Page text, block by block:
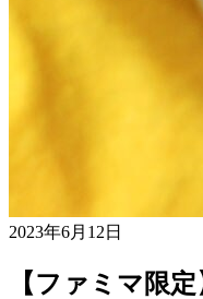
2023年6月12日
【ファミマ限